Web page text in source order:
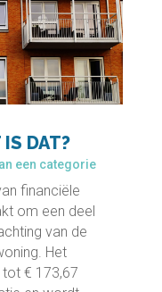
IS DAT?
een categorie
financiële
om een deel
van de
Het
€ 173,67